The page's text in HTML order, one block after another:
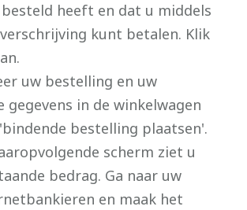
heeft en dat u middels
kunt betalen. Klik
uw bestelling en uw
gegevens in de winkelwagen
bestelling plaatsen'.
scherm ziet u
bedrag. Ga naar uw
en maak het